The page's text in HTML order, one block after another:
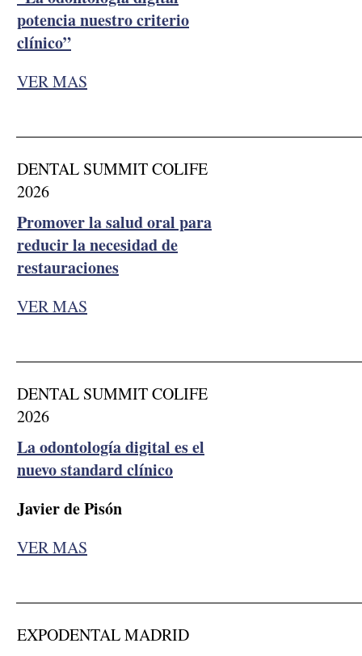
potencia nuestro criterio
clínico”
VER MAS
DENTAL SUMMIT COLIFE
2026
Promover la salud oral para
reducir la necesidad de
restauraciones
VER MAS
DENTAL SUMMIT COLIFE
2026
La odontología digital es el
nuevo standard clínico
Javier de Pisón
VER MAS
EXPODENTAL MADRID